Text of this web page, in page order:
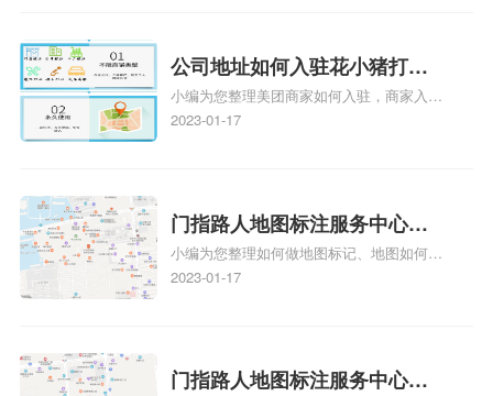
情可查看下方正文！
公司地址如何入驻花小猪打车
地图标记？指路人地图标注服
务中心铺如何入驻花小猪打车
小编为您整理美团商家如何入驻，商家入驻
教程、商家如何入驻地图、如何入驻地:、
2023-01-17
门指路人地图标注服务中心如
何做花小猪打车地图位置标
记？门指路人地图标注服务中
小编为您整理如何做地图标记、地图如何做
标记、so搜街景中如何做标记、360e启花贷
关地图标注知识，详情可查看下方正文！
2023-01-17
门指路人地图标注服务中心地